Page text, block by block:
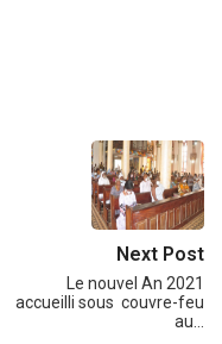
Next Post
Le nouvel An 2021
accueilli sous couvre-feu
au…